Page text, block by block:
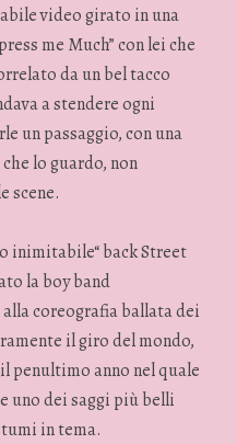
video girato in una
me Much” con lei che
da un bel tacco
a stendere ogni
un passaggio, con una
lo guardo, non
scene.
inimitabile“ back Street
la boy band
coreografia ballata dei
il giro del mondo,
penultimo anno nel quale
uno dei saggi più belli
in tema.